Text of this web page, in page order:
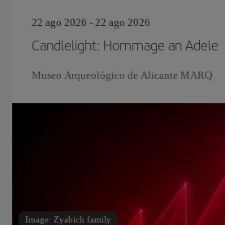
22 ago 2026 - 22 ago 2026
Candlelight: Hommage an Adele
Museo Arqueológico de Alicante MARQ
Image: Zyabich family